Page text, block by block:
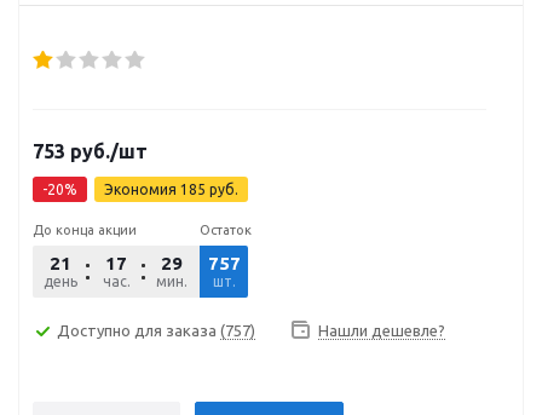
753 руб./шт
-20% Экономия 185 руб.
До конца акции
21
день
17
час.
29
мин.
38
сек.
Остаток
757
шт.
Доступно для заказа (757) Нашли дешевле?